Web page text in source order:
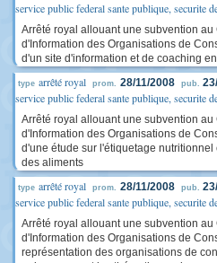
service public federal sante publique, securite
Arrêté royal allouant une subvention
d'Information des Organisations de
d'un site d'information et de coaching
type arrêté royal prom. 28/11/2008 pub.
service public federal sante publique, securite
Arrêté royal allouant une subvention
d'Information des Organisations de
d'une étude sur l'étiquetage nutritionnel
des aliments
type arrêté royal prom. 28/11/2008 pub.
service public federal sante publique, securite
Arrêté royal allouant une subvention
d'Information des Organisations de
représentation des organisations de